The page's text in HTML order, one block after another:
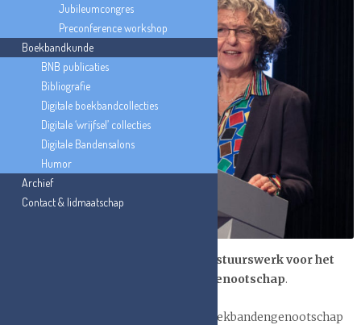
Terugblik en toekomst na 17 jaar bestuurswerk voor het
Belgisch Nederlands Boekbandengenootschap.
Het best bewaarde geheim van het Boekbandengenootschap
Jubileumcongres
Preconference workshop
Boekbandkunde
BNB publicaties
Bibliografie
Digitale boekbandcollecties
Digitale ‘wrijfsel’ collecties
Digitale Bandensalons
Humor
Archief
Contact & lidmaatschap